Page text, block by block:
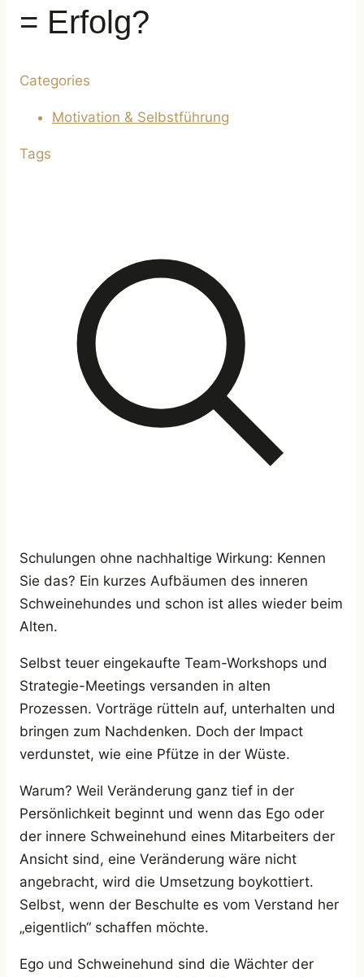
= Erfolg?
Categories
Motivation & Selbstführung
Tags
Schulungen ohne nachhaltige Wirkung: Kennen
Sie das? Ein kurzes Aufbäumen des inneren
Schweinehundes und schon ist alles wieder beim
Alten.
Selbst teuer eingekaufte Team-Workshops und
Strategie-Meetings versanden in alten
Prozessen. Vorträge rütteln auf, unterhalten und
bringen zum Nachdenken. Doch der Impact
verdunstet, wie eine Pfütze in der Wüste.
Warum? Weil Veränderung ganz tief in der
Persönlichkeit beginnt und wenn das Ego oder
der innere Schweinehund eines Mitarbeiters der
Ansicht sind, eine Veränderung wäre nicht
angebracht, wird die Umsetzung boykottiert.
Selbst, wenn der Beschulte es vom Verstand her
„eigentlich“ schaffen möchte.
Ego und Schweinehund sind die Wächter der